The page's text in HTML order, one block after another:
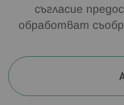
съгласие
обработват